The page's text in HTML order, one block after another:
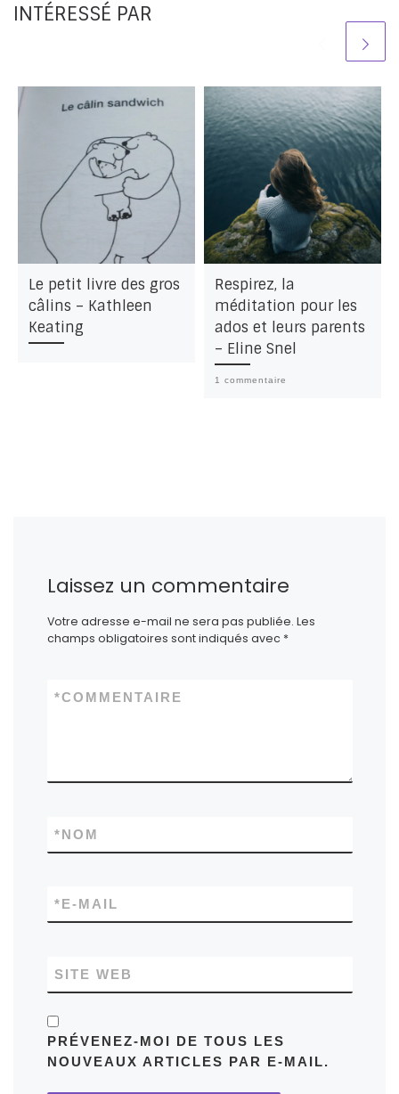
INTÉRESSÉ PAR
Le petit livre des gros
câlins – Kathleen
Keating
Respirez, la
méditation pour les
ados et leurs parents
– Eline Snel
1 commentaire
Laissez un commentaire
Votre adresse e-mail ne sera pas publiée. Les
champs obligatoires sont indiqués avec *
COMMENTAIRE
*
NOM
*
E-MAIL
*
SITE WEB
PRÉVENEZ-MOI DE TOUS LES
NOUVEAUX ARTICLES PAR E-MAIL.